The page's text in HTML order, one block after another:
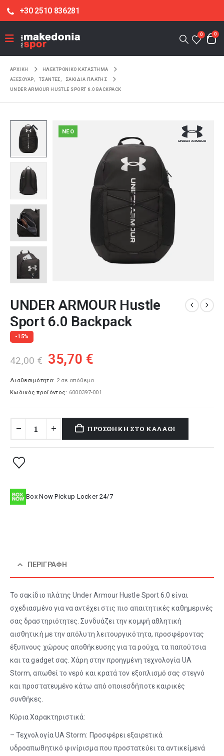
+30 2510 836281
0 0
ΑΡΧΙΚΉ
ΗΛΕΚΤΡΟΝΙΚΌ ΚΑΤΆΣΤΗΜΑ
ΑΞΕΣΟΥΑΡ
ΤΣΑΝΤΕΣ
ΣΑΚΙΔΙΑ ΠΛΑΤΗΣ
UNDER ARMOUR HUSTLE SPORT 6.0 BACKPACK
NEO
UNDER ARMOUR Hustle
Sport 6.0 Backpack
-15%
42,00€ Original
was:
42,00 €.
35,70 €
τιμή
είναι:
35,70 €.
Διαθεσιμότητα: 2 σε απόθεμα
Κωδικός προϊόντος: 6000397-001
ΠΡΟΣΘΉΚΗ ΣΤΟ ΚΑΛΆΘΙ
Box Now Pickup Locker 24/7
ΠΕΡΙΓΡΑΦΉ
Το σακίδιο πλάτης Under Armour Hustle Sport 6.0 είναι
σχεδιασμένο για να αντέχει στις πιο απαιτητικές καθημερινές
σας δραστηριότητες. Συνδυάζει την κομψή αθλητική
αισθητική με την απόλυτη λειτουργικότητα, προσφέροντας
έξυπνους χώρους αποθήκευσης για τα ρούχα, τα παπούτσια
και τα gadget σας. Χάρη στην προηγμένη τεχνολογία UA
Storm, απωθεί το νερό και κρατά τον εξοπλισμό σας στεγνό
και προστατευμένο κάτω από οποιεσδήποτε καιρικές
συνθήκες.
Κύρια Χαρακτηριστικά:
– Τεχνολογία UA Storm: Προσφέρει εξαιρετικά
υδροαπωθητικό φινίρισμα που προστατεύει τα αντικείμενά